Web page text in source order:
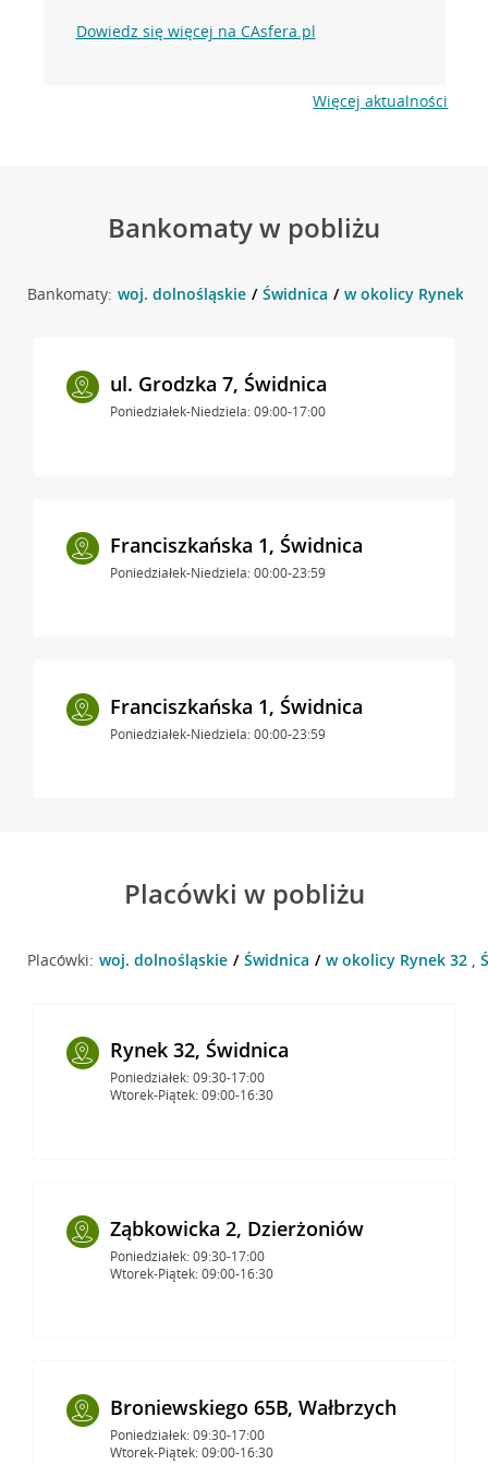
Dowiedz się więcej na CAsfera.pl
Więcej aktualności
Bankomaty w pobliżu
Bankomaty: woj. dolnośląskie Świdnica w okolicy Rynek
ul. Grodzka 7, Świdnica
Poniedziałek-Niedziela: 09:00-17:00
Franciszkańska 1, Świdnica
Poniedziałek-Niedziela: 00:00-23:59
Franciszkańska 1, Świdnica
Poniedziałek-Niedziela: 00:00-23:59
Placówki w pobliżu
Placówki: woj. dolnośląskie Świdnica w okolicy Rynek 32 ,
Rynek 32, Świdnica
Poniedziałek: 09:30-17:00
Wtorek-Piątek: 09:00-16:30
Ząbkowicka 2, Dzierżoniów
Poniedziałek: 09:30-17:00
Wtorek-Piątek: 09:00-16:30
Broniewskiego 65B, Wałbrzych
Poniedziałek: 09:30-17:00
Wtorek-Piątek: 09:00-16:30